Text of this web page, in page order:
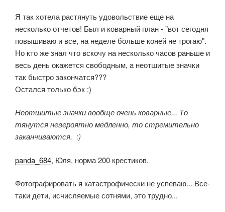
Я так хотела растянуть удовольствие еще на
несколько отчетов! Был и коварный план - "вот сегодня
повышиваю и все, на неделе больше коней не трогаю".
Но кто же знал что вскочу на несколько часов раньше и
весь день окажется свободным, а неотшитые значки
так быстро закончатся???
Остался только бэк :)
Неотшитые значки вообще очень коварные... То
тянутся невероятно медленно, то стремительно
заканчиваются. :)
panda_684, Юля, норма 200 крестиков.
Фотографировать я катастрофически не успеваю... Все-
таки дети, исчисляемые сотнями, это трудно...